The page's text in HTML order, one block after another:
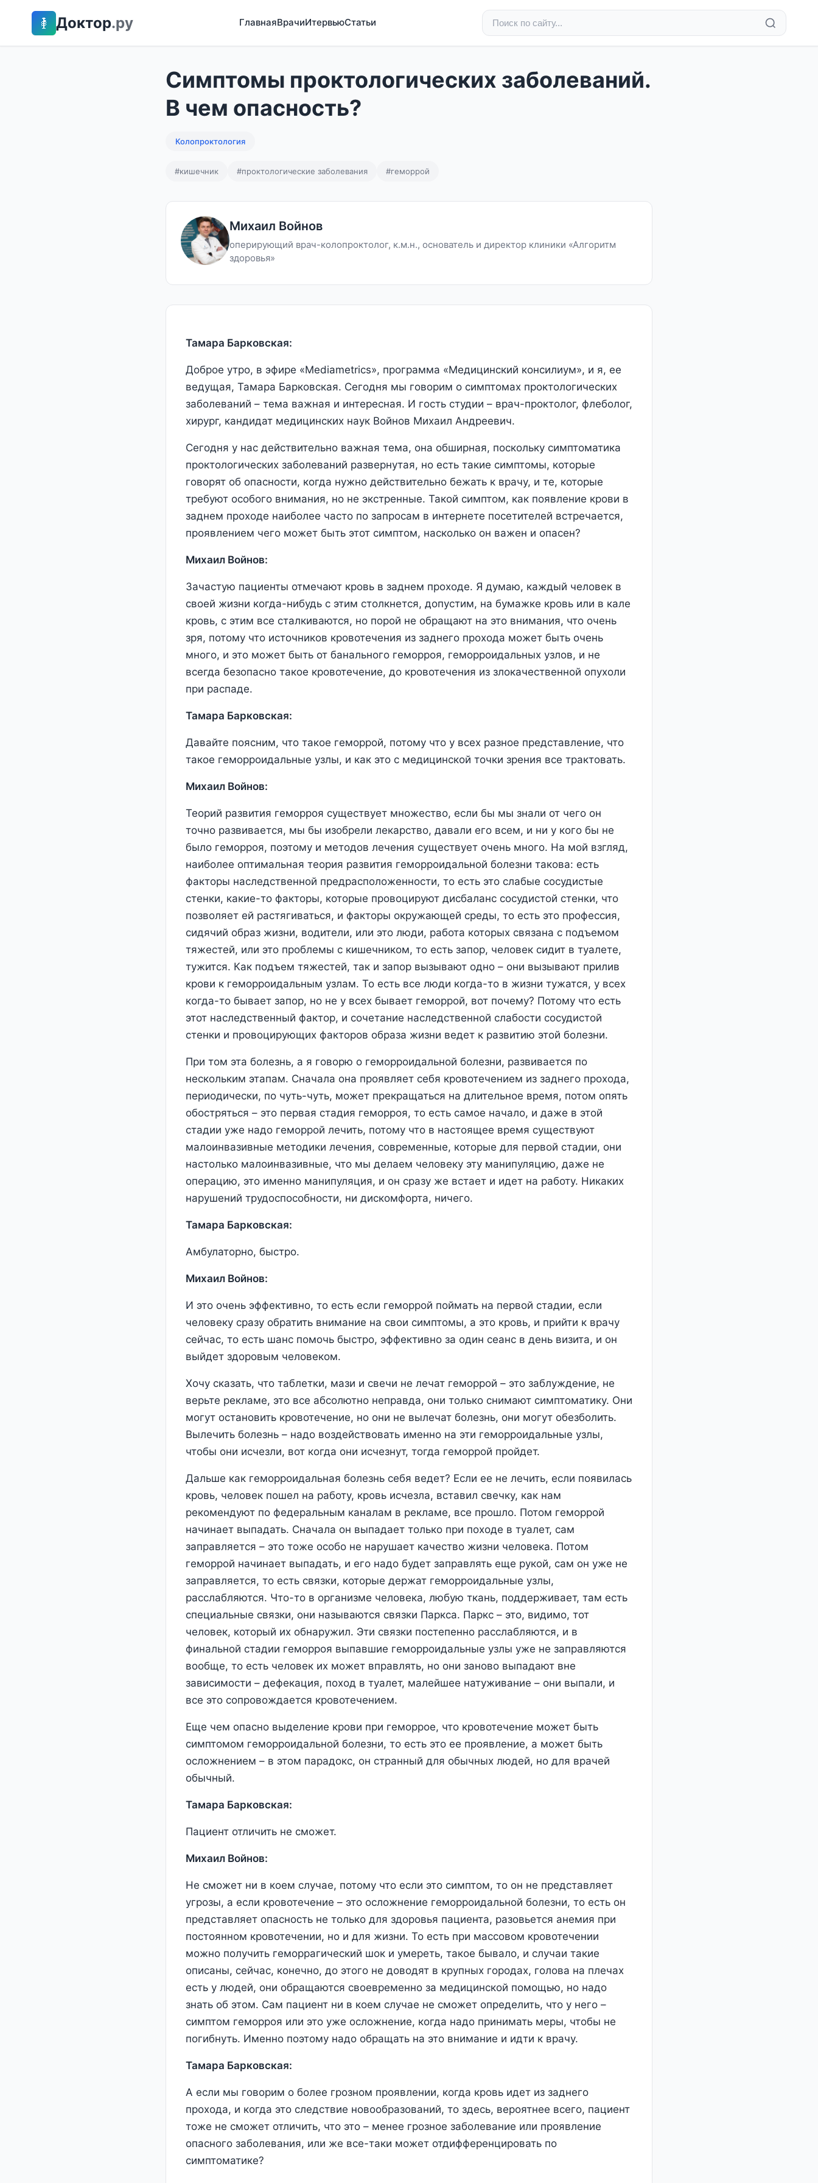
Доктор.ру ГлавнаяВрачиИтервьюСтатьи
Симптомы проктологических заболеваний.
В чем опасность?
Колопроктология
#кишечник #проктологические заболевания #геморрой
Михаил Войнов
оперирующий врач-колопроктолог, к.м.н., основатель и директор клиники «Алгоритм
здоровья»
Тамара Барковская:
Доброе утро, в эфире «Mediametrics», программа «Медицинский консилиум», и я, ее
ведущая, Тамара Барковская. Сегодня мы говорим о симптомах проктологических
заболеваний – тема важная и интересная. И гость студии – врач-проктолог, флеболог,
хирург, кандидат медицинских наук Войнов Михаил Андреевич.
Сегодня у нас действительно важная тема, она обширная, поскольку симптоматика
проктологических заболеваний развернутая, но есть такие симптомы, которые
говорят об опасности, когда нужно действительно бежать к врачу, и те, которые
требуют особого внимания, но не экстренные. Такой симптом, как появление крови в
заднем проходе наиболее часто по запросам в интернете посетителей встречается,
проявлением чего может быть этот симптом, насколько он важен и опасен?
Михаил Войнов:
Зачастую пациенты отмечают кровь в заднем проходе. Я думаю, каждый человек в
своей жизни когда-нибудь с этим столкнется, допустим, на бумажке кровь или в кале
кровь, с этим все сталкиваются, но порой не обращают на это внимания, что очень
зря, потому что источников кровотечения из заднего прохода может быть очень
много, и это может быть от банального геморроя, геморроидальных узлов, и не
всегда безопасно такое кровотечение, до кровотечения из злокачественной опухоли
при распаде.
Тамара Барковская:
Давайте поясним, что такое геморрой, потому что у всех разное представление, что
такое геморроидальные узлы, и как это с медицинской точки зрения все трактовать.
Михаил Войнов:
Теорий развития геморроя существует множество, если бы мы знали от чего он
точно развивается, мы бы изобрели лекарство, давали его всем, и ни у кого бы не
было геморроя, поэтому и методов лечения существует очень много. На мой взгляд,
наиболее оптимальная теория развития геморроидальной болезни такова: есть
факторы наследственной предрасположенности, то есть это слабые сосудистые
стенки, какие-то факторы, которые провоцируют дисбаланс сосудистой стенки, что
позволяет ей растягиваться, и факторы окружающей среды, то есть это профессия,
сидячий образ жизни, водители, или это люди, работа которых связана с подъемом
тяжестей, или это проблемы с кишечником, то есть запор, человек сидит в туалете,
тужится. Как подъем тяжестей, так и запор вызывают одно – они вызывают прилив
крови к геморроидальным узлам. То есть все люди когда-то в жизни тужатся, у всех
когда-то бывает запор, но не у всех бывает геморрой, вот почему? Потому что есть
этот наследственный фактор, и сочетание наследственной слабости сосудистой
стенки и провоцирующих факторов образа жизни ведет к развитию этой болезни.
При том эта болезнь, а я говорю о геморроидальной болезни, развивается по
нескольким этапам. Сначала она проявляет себя кровотечением из заднего прохода,
периодически, по чуть-чуть, может прекращаться на длительное время, потом опять
обостряться – это первая стадия геморроя, то есть самое начало, и даже в этой
стадии уже надо геморрой лечить, потому что в настоящее время существуют
малоинвазивные методики лечения, современные, которые для первой стадии, они
настолько малоинвазивные, что мы делаем человеку эту манипуляцию, даже не
операцию, это именно манипуляция, и он сразу же встает и идет на работу. Никаких
нарушений трудоспособности, ни дискомфорта, ничего.
Тамара Барковская:
Амбулаторно, быстро.
Михаил Войнов:
И это очень эффективно, то есть если геморрой поймать на первой стадии, если
человеку сразу обратить внимание на свои симптомы, а это кровь, и прийти к врачу
сейчас, то есть шанс помочь быстро, эффективно за один сеанс в день визита, и он
выйдет здоровым человеком.
Хочу сказать, что таблетки, мази и свечи не лечат геморрой – это заблуждение, не
верьте рекламе, это все абсолютно неправда, они только снимают симптоматику. Они
могут остановить кровотечение, но они не вылечат болезнь, они могут обезболить.
Вылечить болезнь – надо воздействовать именно на эти геморроидальные узлы,
чтобы они исчезли, вот когда они исчезнут, тогда геморрой пройдет.
Дальше как геморроидальная болезнь себя ведет? Если ее не лечить, если появилась
кровь, человек пошел на работу, кровь исчезла, вставил свечку, как нам
рекомендуют по федеральным каналам в рекламе, все прошло. Потом геморрой
начинает выпадать. Сначала он выпадает только при походе в туалет, сам
заправляется – это тоже особо не нарушает качество жизни человека. Потом
геморрой начинает выпадать, и его надо будет заправлять еще рукой, сам он уже не
заправляется, то есть связки, которые держат геморроидальные узлы,
расслабляются. Что-то в организме человека, любую ткань, поддерживает, там есть
специальные связки, они называются связки Паркса. Паркс – это, видимо, тот
человек, который их обнаружил. Эти связки постепенно расслабляются, и в
финальной стадии геморроя выпавшие геморроидальные узлы уже не заправляются
вообще, то есть человек их может вправлять, но они заново выпадают вне
зависимости – дефекация, поход в туалет, малейшее натуживание – они выпали, и
все это сопровождается кровотечением.
Еще чем опасно выделение крови при геморрое, что кровотечение может быть
симптомом геморроидальной болезни, то есть это ее проявление, а может быть
осложнением – в этом парадокс, он странный для обычных людей, но для врачей
обычный.
Тамара Барковская:
Пациент отличить не сможет.
Михаил Войнов:
Не сможет ни в коем случае, потому что если это симптом, то он не представляет
угрозы, а если кровотечение – это осложнение геморроидальной болезни, то есть он
представляет опасность не только для здоровья пациента, разовьется анемия при
постоянном кровотечении, но и для жизни. То есть при массовом кровотечении
можно получить геморрагический шок и умереть, такое бывало, и случаи такие
описаны, сейчас, конечно, до этого не доводят в крупных городах, голова на плечах
есть у людей, они обращаются своевременно за медицинской помощью, но надо
знать об этом. Сам пациент ни в коем случае не сможет определить, что у него –
симптом геморроя или это уже осложнение, когда надо принимать меры, чтобы не
погибнуть. Именно поэтому надо обращать на это внимание и идти к врачу.
Тамара Барковская:
А если мы говорим о более грозном проявлении, когда кровь идет из заднего
прохода, и когда это следствие новообразований, то здесь, вероятнее всего, пациент
тоже не сможет отличить, что это – менее грозное заболевание или проявление
опасного заболевания, или же все-таки может отдифференцировать по
симптоматике?